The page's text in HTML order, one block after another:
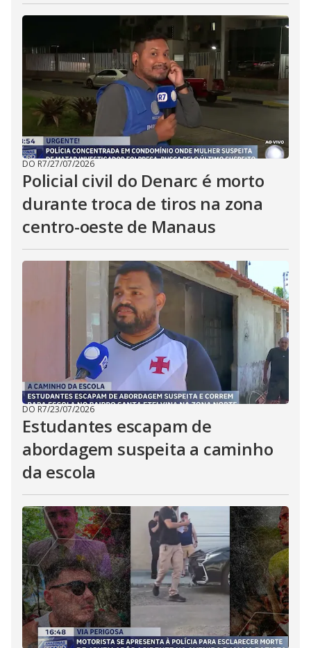
DO R7/27/07/2026
Policial civil do Denarc é morto
durante troca de tiros na zona
centro-oeste de Manaus
DO R7/23/07/2026
Estudantes escapam de
abordagem suspeita a caminho
da escola